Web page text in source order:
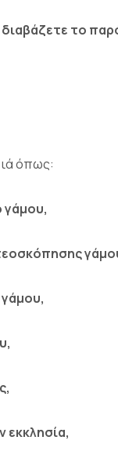
διαβάζετε το
όπως:
γάμου,
εκκλησία,